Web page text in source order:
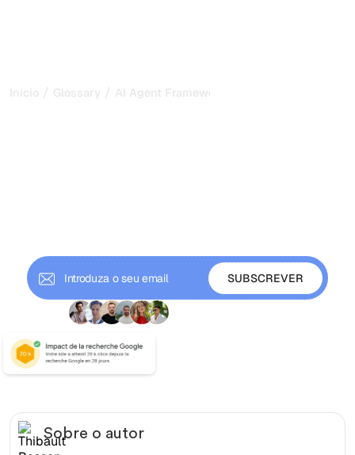
Início / Glossary / AI Agent Frameworks
Sobre o autor